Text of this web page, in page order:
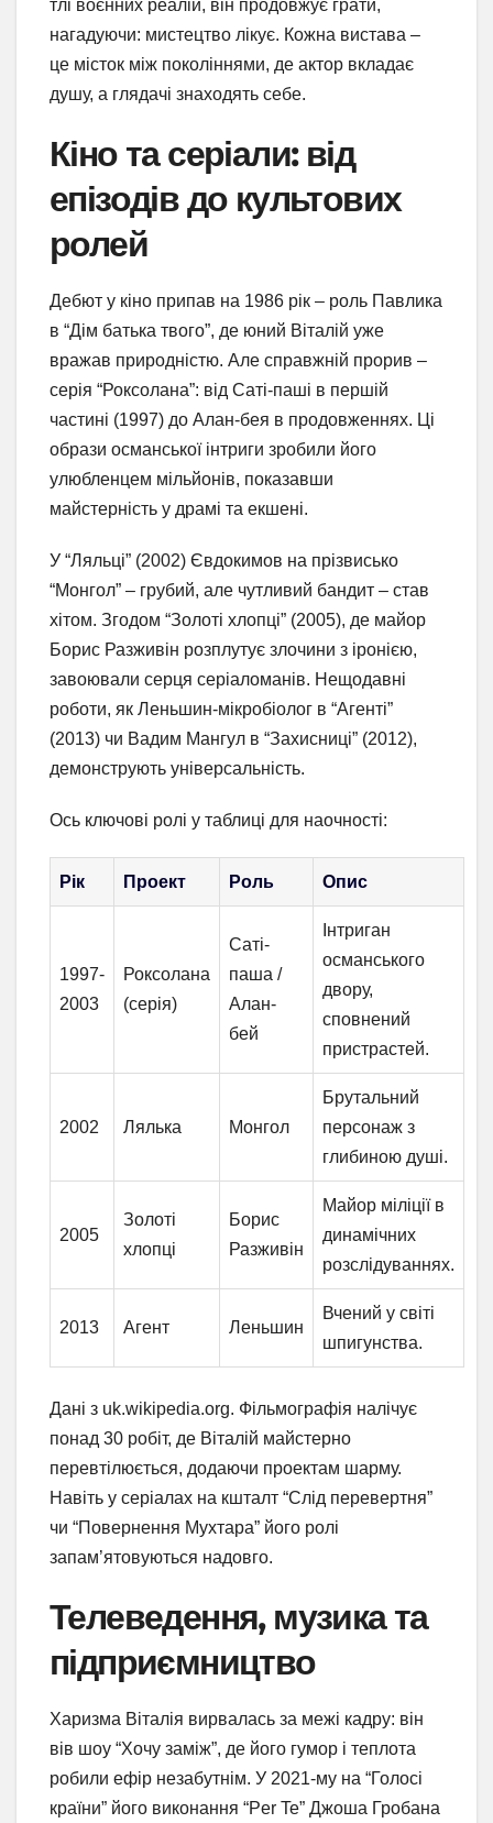
тлі воєнних реалій, він продовжує грати,
нагадуючи: мистецтво лікує. Кожна вистава –
це місток між поколіннями, де актор вкладає
душу, а глядачі знаходять себе.
Кіно та серіали: від
епізодів до культових
ролей
Дебют у кіно припав на 1986 рік – роль Павлика
в “Дім батька твого”, де юний Віталій уже
вражав природністю. Але справжній прорив –
серія “Роксолана”: від Саті-паші в першій
частині (1997) до Алан-бея в продовженнях. Ці
образи османської інтриги зробили його
улюбленцем мільйонів, показавши
майстерність у драмі та екшені.
У “Ляльці” (2002) Євдокимов на прізвисько
“Монгол” – грубий, але чутливий бандит – став
хітом. Згодом “Золоті хлопці” (2005), де майор
Борис Разживін розплутує злочини з іронією,
завоювали серця серіаломанів. Нещодавні
роботи, як Леньшин-мікробіолог в “Агенті”
(2013) чи Вадим Мангул в “Захисниці” (2012),
демонструють універсальність.
Ось ключові ролі у таблиці для наочності:
Рік Проект Роль Опис
1997-
2003
Роксолана
(серія)
Саті-
паша /
Алан-
бей
Інтриган
османського
двору,
сповнений
пристрастей.
2002 Лялька Монгол
Брутальний
персонаж з
глибиною душі.
2005
Золоті
хлопці
Борис
Разживін
Майор міліції в
динамічних
розслідуваннях.
2013 Агент Леньшин
Вчений у світі
шпигунства.
Дані з uk.wikipedia.org. Фільмографія налічує
понад 30 робіт, де Віталій майстерно
перевтілюється, додаючи проектам шарму.
Навіть у серіалах на кшталт “Слід перевертня”
чи “Повернення Мухтара” його ролі
запам’ятовуються надовго.
Телеведення, музика та
підприємництво
Харизма Віталія вирвалась за межі кадру: він
вів шоу “Хочу заміж”, де його гумор і теплота
робили ефір незабутнім. У 2021-му на “Голосі
країни” його виконання “Per Te” Джоша Гробана